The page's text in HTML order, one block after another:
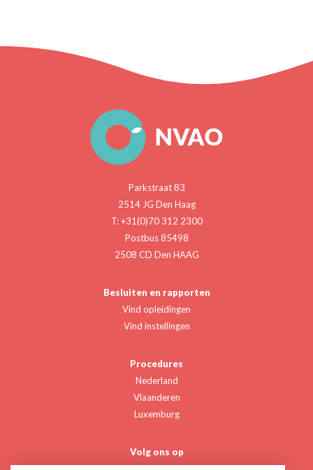
Parkstraat 83
2514 JG Den Haag
T: +31(0)70 312 2300
Postbus 85498
2508 CD Den HAAG
Besluiten en rapporten
Vind opleidingen
Vind instellingen
Procedures
Nederland
Vlaanderen
Luxemburg
Volg ons op